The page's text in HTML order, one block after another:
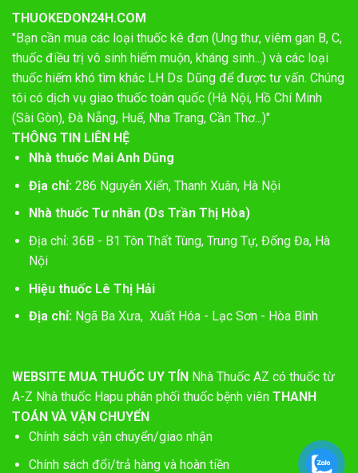
THUOKEDON24H.COM
"Bạn cần mua các loại thuốc kê đơn (Ung thư, viêm gan B, C,
thuốc điều trị vô sinh hiếm muộn, kháng sinh...) và các loại
thuốc hiếm khó tìm khác LH Ds Dũng để được tư vấn. Chúng
tôi có dịch vụ giao thuốc toàn quốc (Hà Nội, Hồ Chí Minh
(Sài Gòn), Đà Nẵng, Huế, Nha Trang, Cần Thơ...)"
THÔNG TIN LIÊN HỆ
Nhà thuốc Mai Anh Dũng
Địa chỉ:286 Nguyễn Xiển, Thanh Xuân, Hà Nội
Nhà thuốc Tư nhân (Ds Trần Thị Hòa)
Địa chỉ: 36B - B1 Tôn Thất Tùng, Trung Tự, Đống Đa, Hà
Nội
Hiệu thuốc Lê Thị Hải
Địa chỉ: Ngã Ba Xưa, Xuất Hóa - Lạc Sơn - Hòa Bình
WEBSITE MUA THUỐC UY TÍN Nhà Thuốc AZ có thuốc từ
A-Z Nhà thuốc Hapu phân phối thuốc bệnh viên THANH
TOÁN VÀ VẬN CHUYỂN
Chính sách vận chuyển/giao nhận
Chính sách đổi/trả hàng và hoàn tiền